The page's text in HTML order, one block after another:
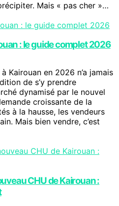
Mais « pas cher »…
: le guide complet 2026
Kairouan en 2026 n’a jamais
de s’y prendre
dynamisé par le nouvel
croissante de la
à la hausse, les vendeurs
Mais bien vendre, c’est
CHU de Kairouan :